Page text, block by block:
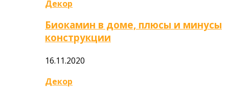
Декор
Биокамин в доме, плюсы и минусы
конструкции
16.11.2020
Декор